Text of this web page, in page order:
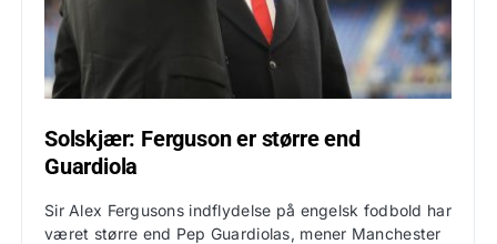
Solskjær: Ferguson er større end
Guardiola
Sir Alex Fergusons indflydelse på engelsk fodbold har
været større end Pep Guardiolas, mener Manchester